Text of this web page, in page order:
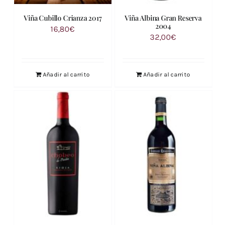
Viña Cubillo Crianza 2017
16,80€
Añadir al carrito
Viña Albina Gran Reserva
2004
32,00€
Añadir al carrito